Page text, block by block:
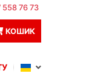
558 76 73
КОШИК